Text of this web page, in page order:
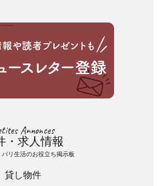
Annonces
・求人情報
パリ生活のお役立ち掲示板
貸し物件